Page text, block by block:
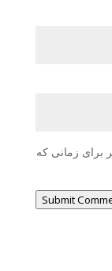
برای زمانی که
Submit